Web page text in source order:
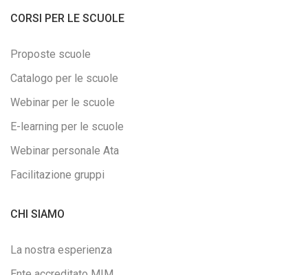
CORSI PER LE SCUOLE
Proposte scuole
Catalogo per le scuole
Webinar per le scuole
E-learning per le scuole
Webinar personale Ata
Facilitazione gruppi
CHI SIAMO
La nostra esperienza